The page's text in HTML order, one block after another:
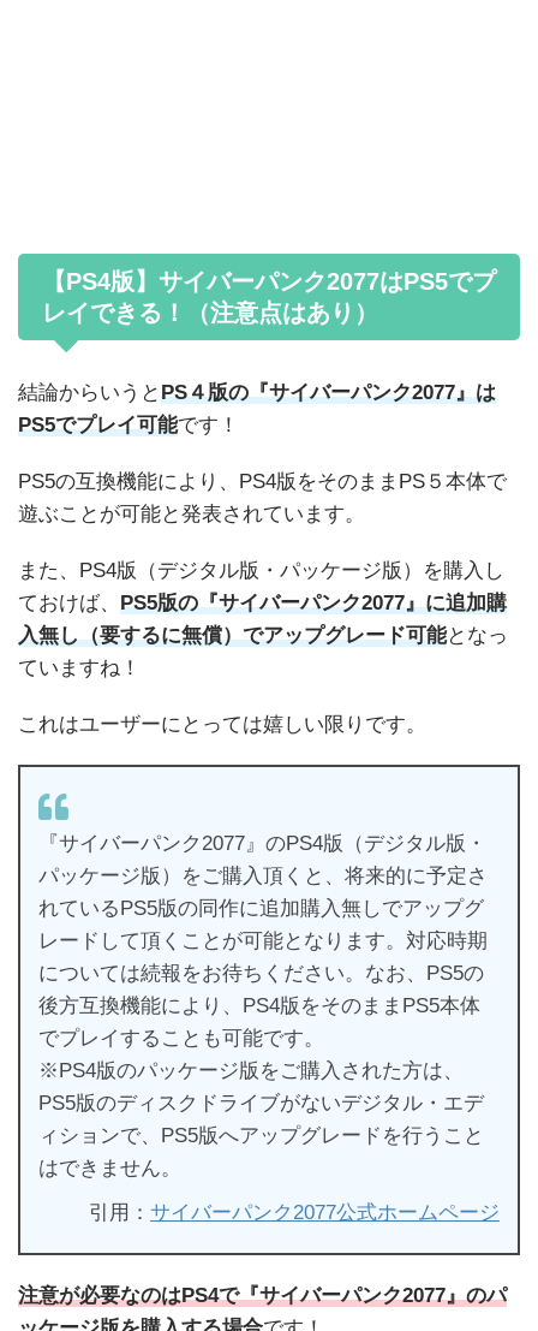
【PS4版】サイバーパンク2077はPS5でプ
レイできる！（注意点はあり）
結論からいうとPS４版の『サイバーパンク2077』は
PS5でプレイ可能です！
PS5の互換機能により、PS4版をそのままPS５本体で
遊ぶことが可能と発表されています。
また、PS4版（デジタル版・パッケージ版）を購入し
ておけば、 PS5版の『サイバーパンク2077』に追加購
入無し（要するに無償）でアップグレード可能となっ
ていますね！
これはユーザーにとっては嬉しい限りです。
『サイバーパンク2077』のPS4版（デジタル版・
パッケージ版）をご購入頂くと、将来的に予定さ
れているPS5版の同作に追加購入無しでアップグ
レードして頂くことが可能となります。対応時期
については続報をお待ちください。なお、PS5の
後方互換機能により、PS4版をそのままPS5本体
でプレイすることも可能です。
※PS4版のパッケージ版をご購入された方は、
PS5版のディスクドライブがないデジタル・エデ
ィションで、PS5版へアップグレードを行うこと
はできません。
引用： サイバーパンク2077公式ホームページ
注意が必要なのはPS4で『サイバーパンク2077』のパ